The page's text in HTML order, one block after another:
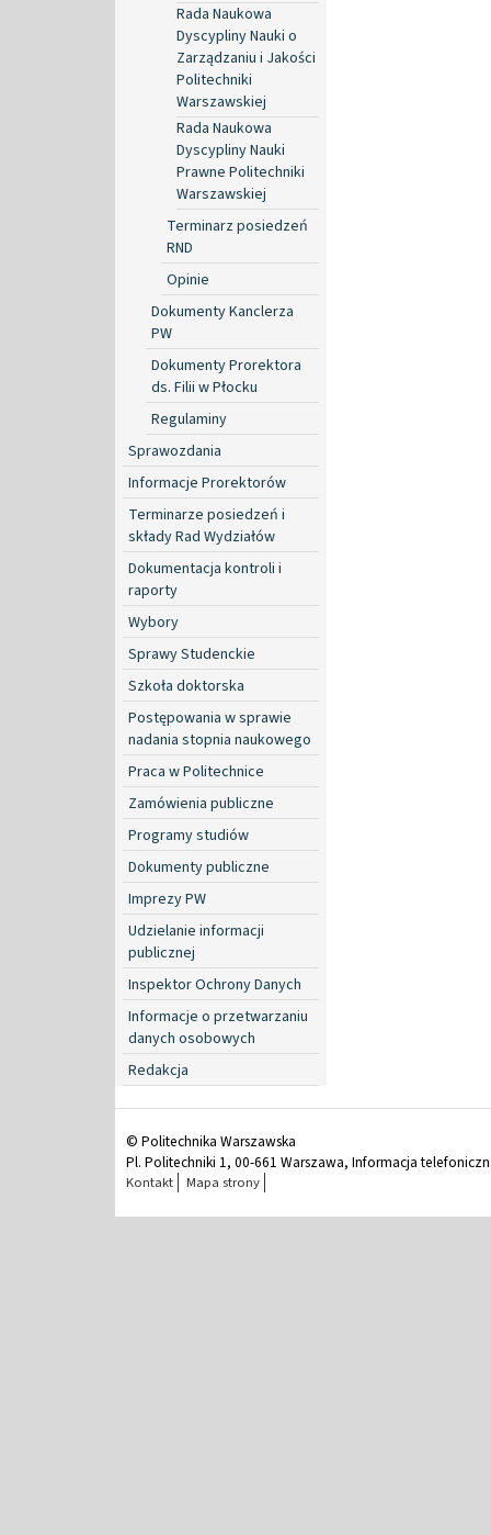
Rada Naukowa
Dyscypliny Nauki o
Zarządzaniu i Jakości
Politechniki
Warszawskiej
Rada Naukowa
Dyscypliny Nauki
Prawne Politechniki
Warszawskiej
Terminarz posiedzeń
RND
Opinie
Dokumenty Kanclerza
PW
Dokumenty Prorektora
ds. Filii w Płocku
Regulaminy
Sprawozdania
Informacje Prorektorów
Terminarze posiedzeń i
składy Rad Wydziałów
Dokumentacja kontroli i
raporty
Wybory
Sprawy Studenckie
Szkoła doktorska
Postępowania w sprawie
nadania stopnia naukowego
Praca w Politechnice
Zamówienia publiczne
Programy studiów
Dokumenty publiczne
Imprezy PW
Udzielanie informacji
publicznej
Inspektor Ochrony Danych
Informacje o przetwarzaniu
danych osobowych
Redakcja
© Politechnika Warszawska
Pl. Politechniki 1, 00-661 Warszawa, Informacja
Kontakt Mapa strony